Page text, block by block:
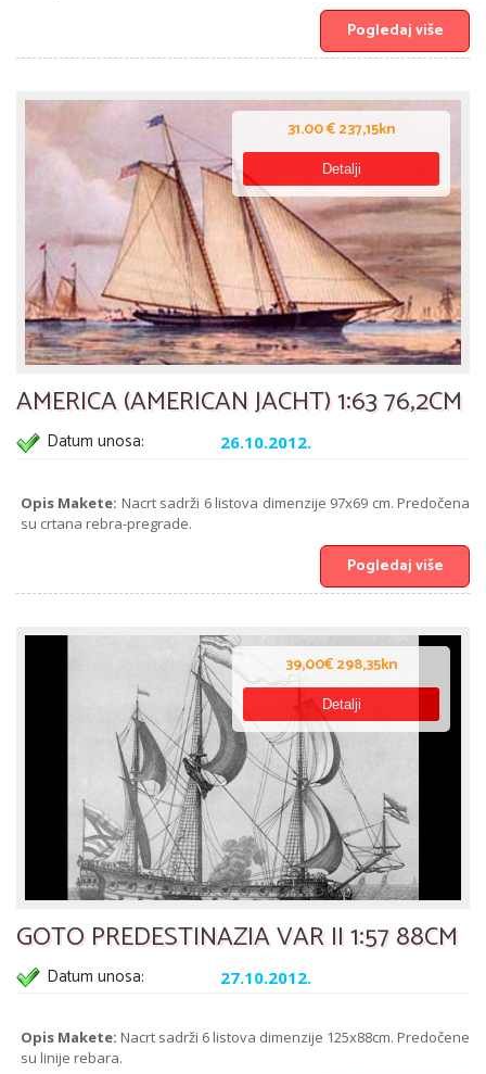
Pogledaj više
31.00 € 237,15kn
Detalji
AMERICA (AMERICAN JACHT) 1:63 76,2CM
Datum unosa: 26.10.2012.
Opis Makete: Nacrt sadrži 6 listova dimenzije 97x69 cm. Predočena
su crtana rebra-pregrade.
Pogledaj više
39,00€ 298,35kn
Detalji
GOTO PREDESTINAZIA VAR II 1:57 88CM
Datum unosa: 27.10.2012.
Opis Makete: Nacrt sadrži 6 listova dimenzije 125x88cm. Predočene
su linije rebara.